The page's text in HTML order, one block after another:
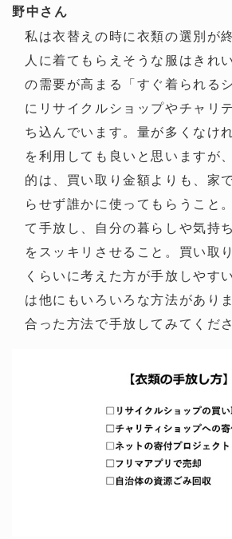
野中さん
私は衣替えの時に衣類の選別が
人に着てもらえそうな服はきれ
の需要が高まる「すぐ着られる
にリサイクルショップやチャリ
ち込んでいます。量が多くなけ
を利用しても良いと思いますが
的は、買い取り金額よりも、家
らせず誰かに使ってもらうこと
て手放し、自分の暮らしや気持
をスッキリさせること。買い取
くらいに考えた方が手放しやす
は他にもいろいろな方法があり
合った方法で手放してみてくださ